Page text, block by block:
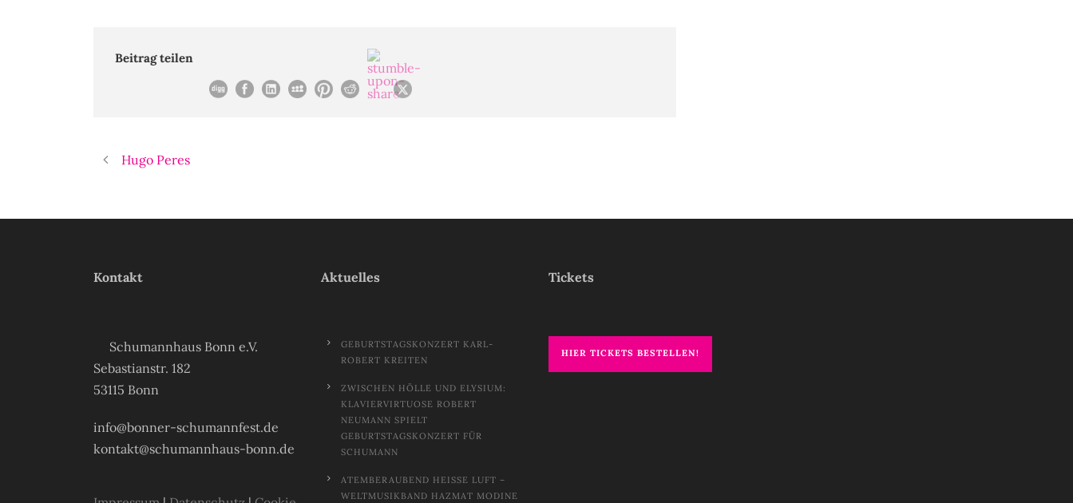
Beitrag teilen
Hugo Peres
Kontakt
Schumannhaus Bonn e.V.
Sebastianstr. 182
53115 Bonn
info@bonner-schumannfest.de
kontakt@schumannhaus-bonn.de
Aktuelles
GEBURTSTAGSKONZERT KARL-
ROBERT KREITEN
ZWISCHEN HÖLLE UND ELYSIUM:
KLAVIERVIRTUOSE ROBERT
NEUMANN SPIELT
GEBURTSTAGSKONZERT FÜR
SCHUMANN
ATEMBERAUBEND HEISSE LUFT – W
ELTMUSIKBAND HAZMAT MODINE I
Tickets
HIER TICKETS BESTELLEN!